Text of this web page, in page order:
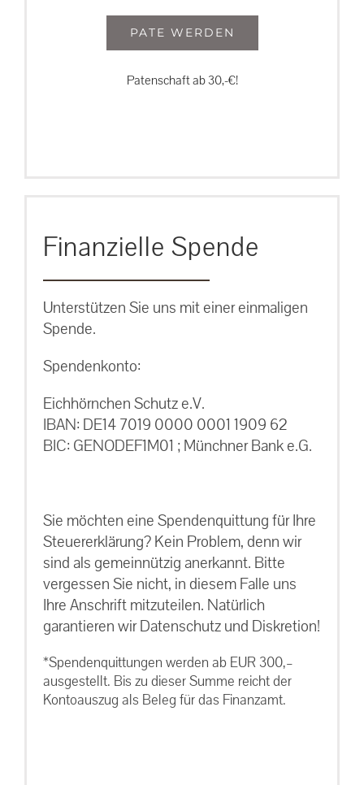
PATE WERDEN
Patenschaft ab 30,-€!
Finanzielle Spende
Unterstützen Sie uns mit einer einmaligen
Spende.
Spendenkonto:
Eichhörnchen Schutz e.V.
IBAN: DE14 7019 0000 0001 1909 62
BIC: GENODEF1M01 ; Münchner Bank e.G.
Sie möchten eine Spendenquittung für Ihre
Steuererklärung? Kein Problem, denn wir
sind als gemeinnützig anerkannt. Bitte
vergessen Sie nicht, in diesem Falle uns
Ihre Anschrift mitzuteilen. Natürlich
garantieren wir Datenschutz und Diskretion!
*Spendenquittungen werden ab EUR 300,–
ausgestellt. Bis zu dieser Summe reicht der
Kontoauszug als Beleg für das Finanzamt.